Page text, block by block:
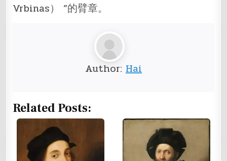
Vrbinas） ”的臂章。
Author: Hai
Related Posts: